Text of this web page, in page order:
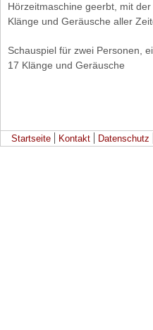
Hörzeitmaschine geerbt, mit
Klänge und Geräusche aller
Schauspiel für zwei Personen,
17 Klänge und Geräusche
Startseite Kontakt Datenschutz